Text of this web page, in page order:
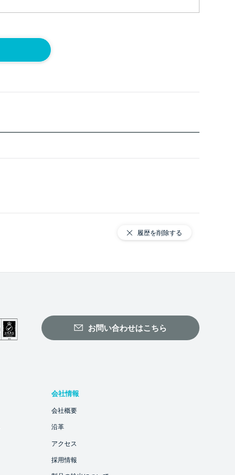
履歴を削除する
お問い合わせはこちら
会社情報
会社概要
沿革
アクセス
採用情報